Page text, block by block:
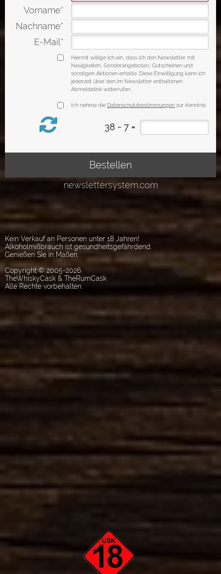
Kein Verkauf an Personen unter 18 Jahren!
Alkoholmißbrauch ist gesundheitsgefährdend.
Genießen Sie in Maßen.
Copyright © 2005-2026
TheWhiskyCask & TheRumCask
Alle Rechte vorbehalten.